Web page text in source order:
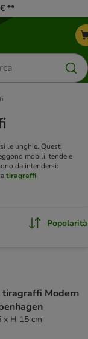
**
le unghie. Questi
mobili, tende e
da intendersi:
tiragraffi
Popolarità
tiragraffi Modern
x H 15 cm